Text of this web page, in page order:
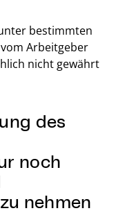
bestimmten
Arbeitgeber
nicht gewährt
des
noch
nehmen